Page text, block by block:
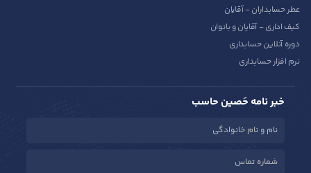
عطر حسابداران - آقایان
کیف اداری - آقایان و بانوان
دوره آنلاین حسابداری
نرم افزار حسابداری
خبر نامه حَصین حاسب